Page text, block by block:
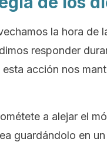
la hora de
responder
acción nos
a alejar el
guardándolo en